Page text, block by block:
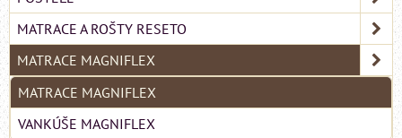
MATRACE A ROŠTY RESETO
MATRACE MAGNIFLEX
MATRACE MAGNIFLEX
VANKÚŠE MAGNIFLEX